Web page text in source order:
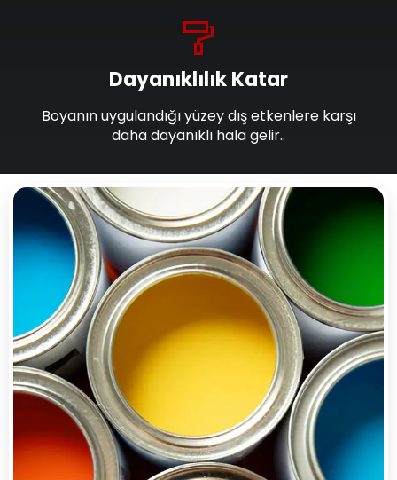
Dayanıklılık Katar
Boyanın uygulandığı yüzey dış etkenlere karşı
daha dayanıklı hala gelir..